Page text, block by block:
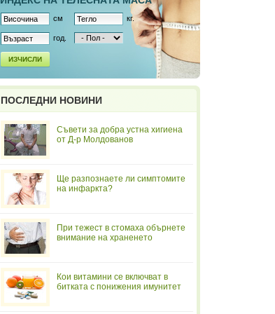
см кг.
год.
ИЗЧИСЛИ
ПОСЛЕДНИ НОВИНИ
Съвети за добра устна хигиена
от Д-р Молдованов
Ще разпознаете ли симптомите
на инфаркта?
При тежест в стомаха обърнете
внимание на храненето
Кои витамини се включват в
битката с понижения имунитет